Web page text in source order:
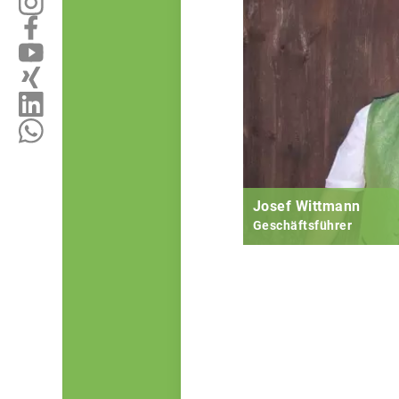
Josef Wittmann
Geschäftsführer